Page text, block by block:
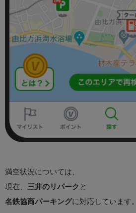
満空状況については、
現在、 三井のリパーク と
名鉄協商パーキングに対応しています。